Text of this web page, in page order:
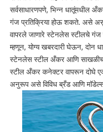
सर्वसाधारणपणे, भिन्न धातूंमधील
गंज प्रतिक्रिया होऊ शकते. असे
वापरले जाणारे स्टेनलेस स्टीलचे
म्हणून, योग्य खबरदारी घेऊन, दोन
स्टेनलेस स्टील अँकर आणि
स्टील अँकर कनेक्टर वापरून दोघे
अनुरूप असे विविध ब्रँड आणि